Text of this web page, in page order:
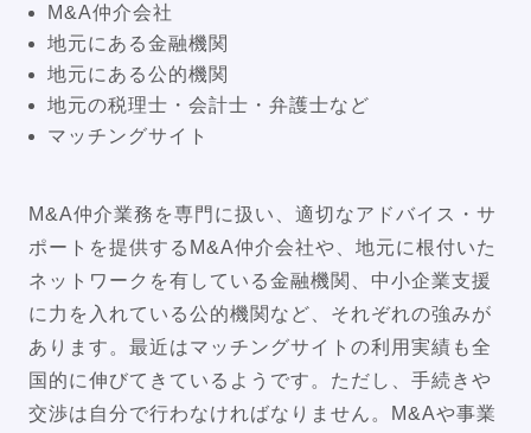
M&A仲介会社
地元にある金融機関
地元にある公的機関
地元の税理士・会計士・弁護士など
マッチングサイト
M&A仲介業務を専門に扱い、適切なアドバイス・サ
ポートを提供するM&A仲介会社や、地元に根付いた
ネットワークを有している金融機関、中小企業支援
に力を入れている公的機関など、それぞれの強みが
あります。最近はマッチングサイトの利用実績も全
国的に伸びてきているようです。ただし、手続きや
交渉は自分で行わなければなりません。M&Aや事業